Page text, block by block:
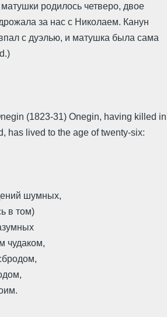
родилось четверо, двое
за нас с Николаем. Канун
с дуэлью, и матушка была сама
(1823-31) Onegin, having killed in
has lived to the age of twenty-six:
шумных,
в том)
чудаком,